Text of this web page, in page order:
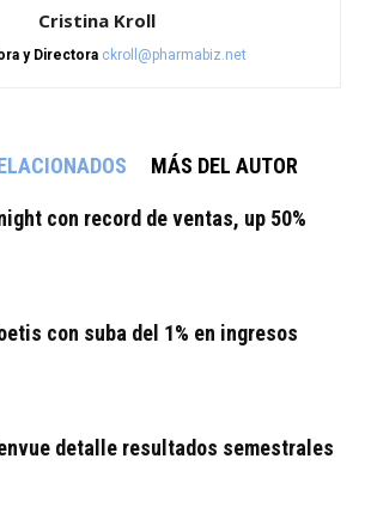
Cristina Kroll
y Directora ckroll@pharmabiz.net
MÁS DEL AUTOR
con record de ventas, up 50%
con suba del 1% en ingresos
detalle resultados semestrales